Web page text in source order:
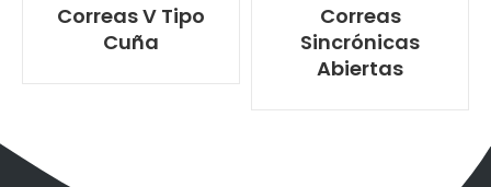
Correas V Tipo
Cuña
Correas
Sincrónicas
Abiertas